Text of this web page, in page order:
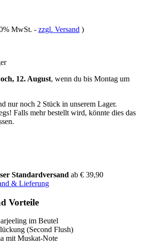
MwSt. - zzgl. Versand )
12. August, wenn du bis Montag um
nur noch 2 Stück in unserem Lager.
Falls mehr bestellt wird, könnte dies das
Standardversand ab € 39,90
& Lieferung
Vorteile
im Beutel
(Second Flush)
mit Muskat-Note